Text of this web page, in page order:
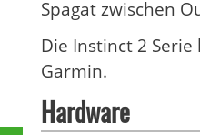
Spagat zwischen
Die Instinct 2
Garmin.
Hardware